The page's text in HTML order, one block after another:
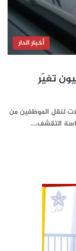
أخبار الدار
تغيّر
لنقل الموظفين من
التقشف،…